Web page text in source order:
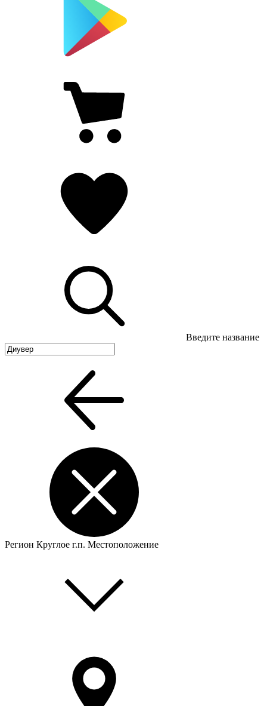
Введите название
Регион Круглое г.п. Местоположение